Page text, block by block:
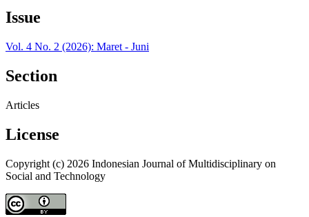
Issue
Vol. 4 No. 2 (2026): Maret - Juni
Section
Articles
License
Copyright (c) 2026 Indonesian Journal of Multidisciplinary on
Social and Technology